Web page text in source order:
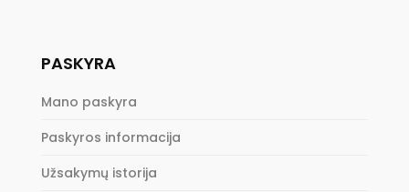
PASKYRA
Mano paskyra
Paskyros informacija
Užsakymų istorija